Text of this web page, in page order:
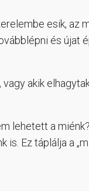
esik, az
és újat
akik
lehetett a
Ez táplálja a